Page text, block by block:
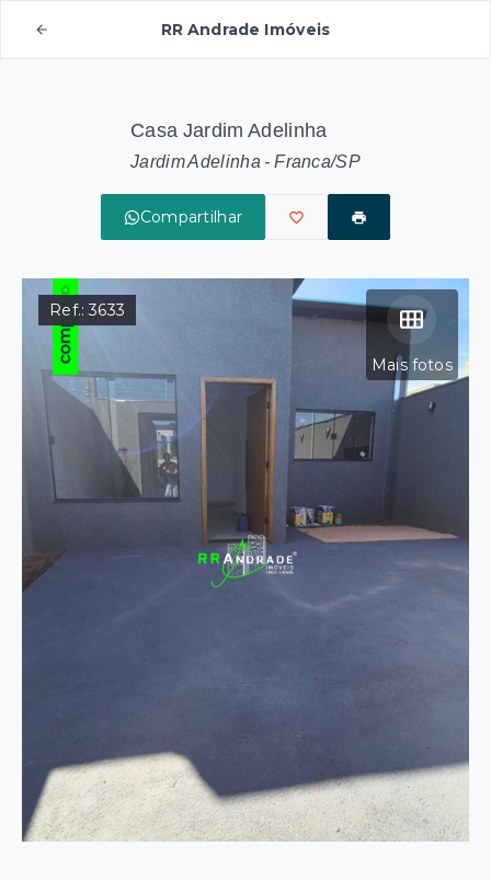
RR Andrade Imóveis
Casa Jardim Adelinha
Jardim Adelinha - Franca/SP
Compartilhar
Mais fotos
Ref.:3633